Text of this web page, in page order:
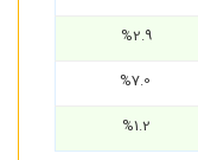
%2.9
%1.2